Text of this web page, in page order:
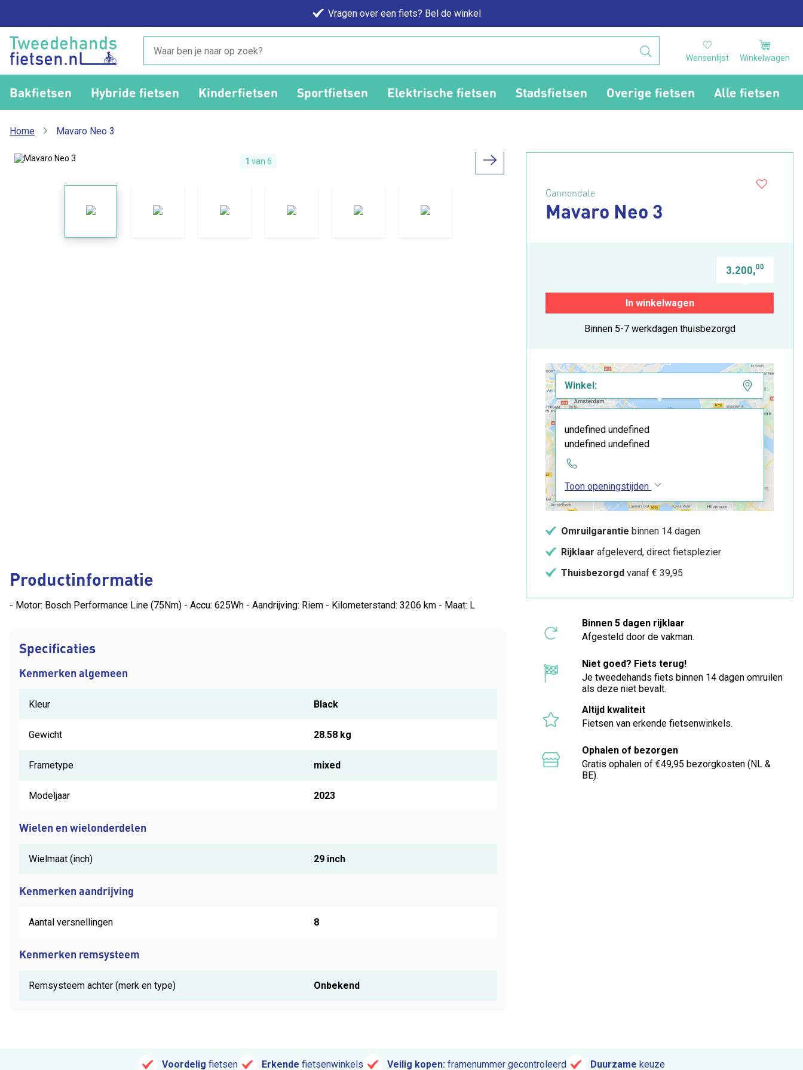
Vragen over een fiets? Bel de winkel
Wensenlijst Winkelwagen
Bakfietsen Hybride fietsen Kinderfietsen Sportfietsen Elektrische fietsen Stadsfietsen Overige fietsen Alle fietsen
Home Mavaro Neo 3
1 van 6
Productinformatie
- Motor: Bosch Performance Line (75Nm) - Accu: 625Wh - Aandrijving: Riem - Kilometerstand: 3206 km - Maat: L
Specificaties
Kenmerken algemeen
Kleur Black
Gewicht 28.58 kg
Frametype mixed
Modeljaar 2023
Wielen en wielonderdelen
Wielmaat (inch) 29 inch
Kenmerken aandrijving
Aantal versnellingen 8
Kenmerken remsysteem
Remsysteem achter (merk en type) Onbekend
Cannondale
Mavaro Neo 3
3.200,00
In winkelwagen
Binnen 5-7 werkdagen thuisbezorgd
Winkel:
undefined undefined
undefined undefined
Toon openingstijden
Omruilgarantie binnen 14 dagen
Rijklaar afgeleverd, direct fietsplezier
Thuisbezorgd vanaf € 39,95
Binnen 5 dagen rijklaar
Afgesteld door de vakman.
Niet goed? Fiets terug!
Je tweedehands fiets binnen 14 dagen omruilen
als deze niet bevalt.
Altijd kwaliteit
Fietsen van erkende fietsenwinkels.
Ophalen of bezorgen
Gratis ophalen of €49,95 bezorgkosten (NL &
BE).
Voordelig fietsen Erkende fietsenwinkels Veilig kopen: framenummer gecontroleerd Duurzame keuze